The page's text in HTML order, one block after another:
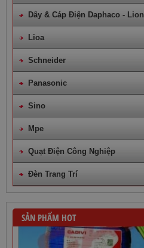
Dây & Cáp Điện Daphaco - Lion
Lioa
Schneider
Panasonic
Sino
Mpe
Quạt Điện Công Nghiệp
Đèn Trang Trí
SẢN PHẨM HOT